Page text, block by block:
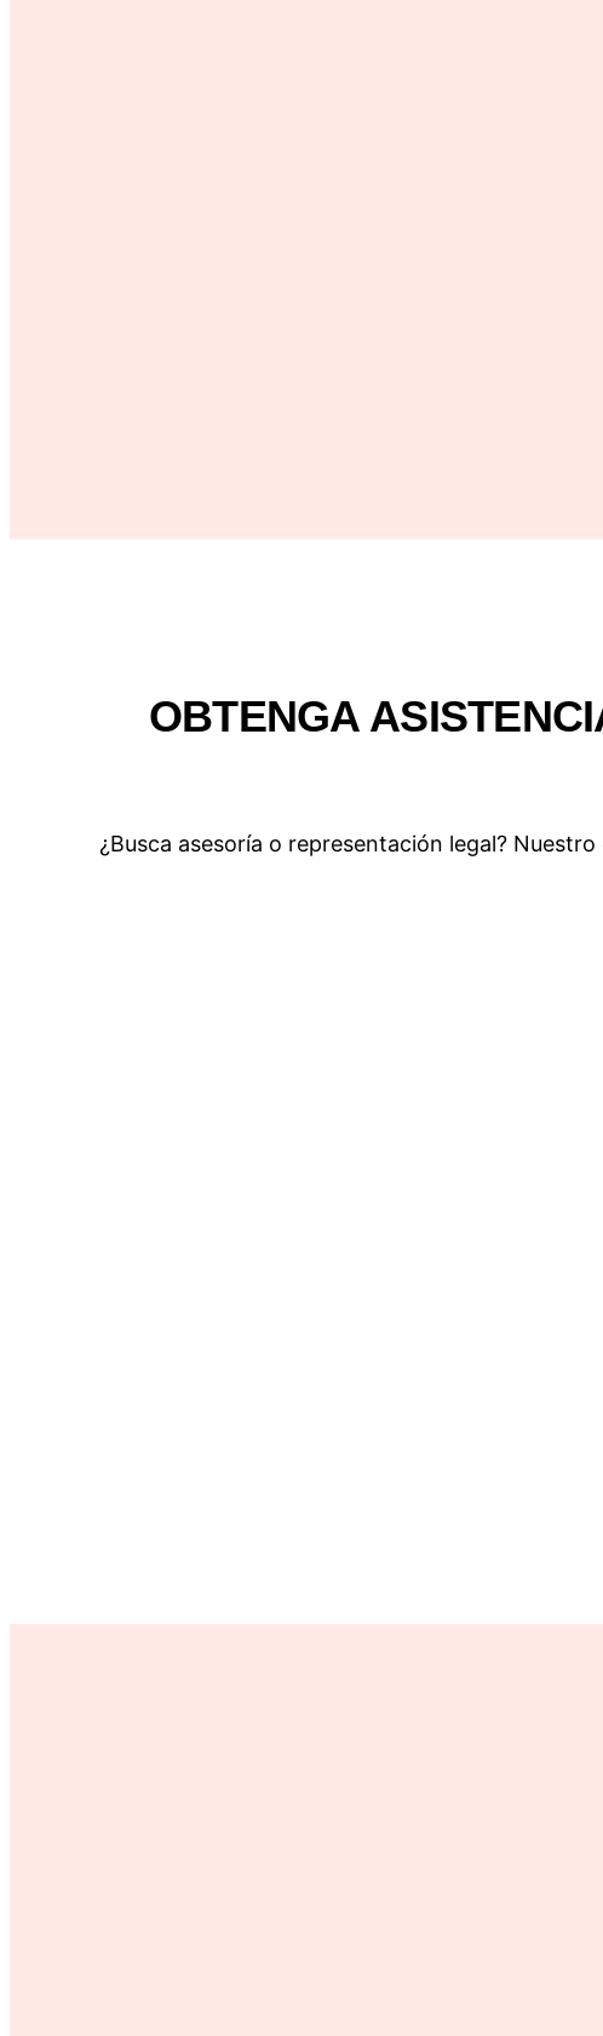
OBTENGA
¿Busca asesoría o representación legal?